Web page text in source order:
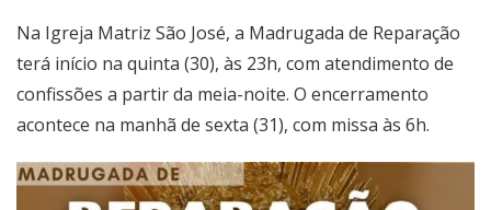
Na Igreja Matriz São José, a Madrugada de Reparação
terá início na quinta (30), às 23h, com atendimento de
confissões a partir da meia-noite. O encerramento
acontece na manhã de sexta (31), com missa às 6h.